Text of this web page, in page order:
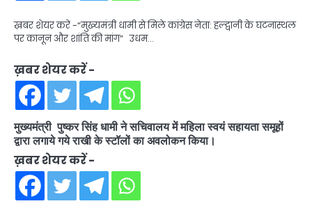
ख़बर शेयर करें -“मुख्यमंत्री धामी से मिले कांग्रेस नेता: हल्द्वानी के घटनास्थल
पर कानून और शांति की मांग” उधम…
ख़बर शेयर करें -
मुख्यमंत्री पुष्कर सिंह धामी ने सचिवालय में महिला स्वयं सहायता समूहों
द्वारा लगाये गये राखी के स्टॉलों का अवलोकन किया।
ख़बर शेयर करें -